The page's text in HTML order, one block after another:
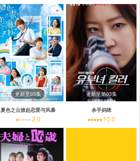
更新至05集
夏色之云掀起恋爱与风暴
2.0
更新至第03集
杀手妈咪
10.0